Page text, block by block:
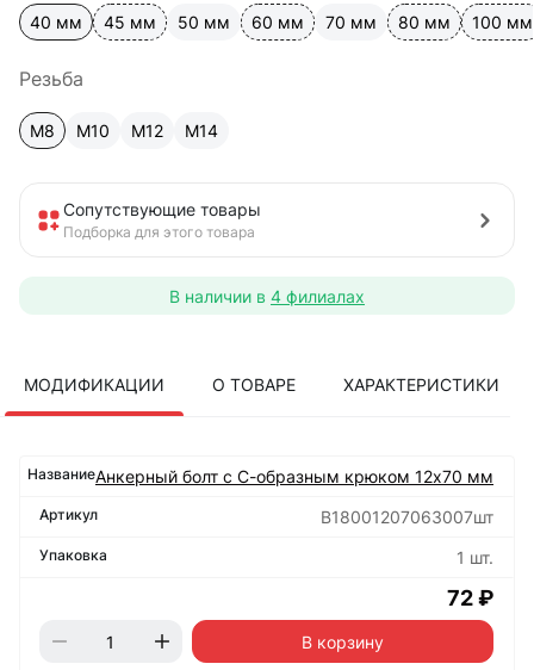
40 мм 45 мм 50 мм 60 мм 70 мм 80 мм 100 мм
Резьба
М8 М10 М12 М14
Сопутствующие товары
Подборка для этого товара
В наличии в 4 филиалах
МОДИФИКАЦИИ О ТОВАРЕ ХАРАКТЕРИСТИКИ
Анкерный болт с С-образным крюком 12х70 мм
B18001207063007шт
1 шт.
72 ₽
В корзину